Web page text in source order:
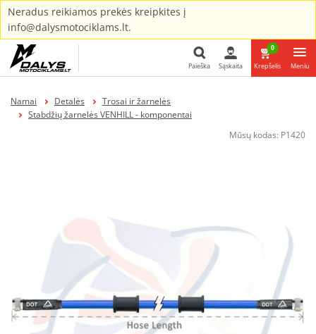
Neradus reikiamos prekės kreipkites į
info@dalysmotociklams.lt.
Paieška Sąskaita
0
Krepšelis Meniu
Namai Detalės
Trosai ir žarnelės
Stabdžių žarnelės VENHILL - komponentai
Mūsų kodas: P1420